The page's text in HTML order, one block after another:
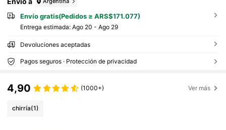
Envío gratis(Pedidos ≥ ARS$171.077)
Entrega estimada: Ago 20 - Ago 29
Devoluciones aceptadas
Pagos seguros · Protección de privacidad
4,90 (1000+) Ver más
chirría(1)